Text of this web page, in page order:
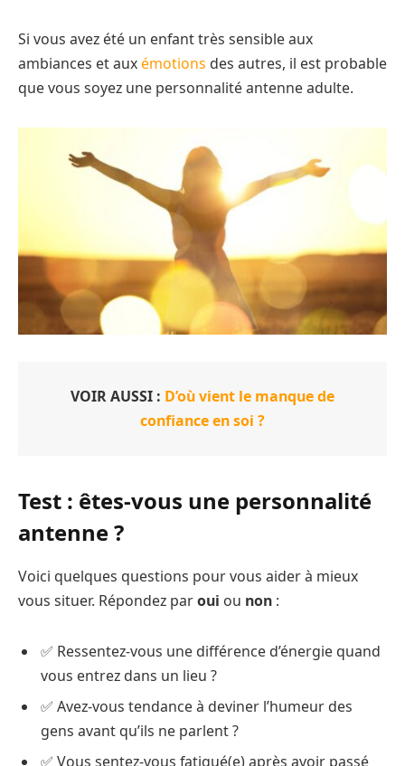
Si vous avez été un enfant très sensible aux
ambiances et auxémotions des autres, il est probable
que vous soyez une personnalité antenne adulte.
VOIR AUSSI : D’où vient le manque de
confiance en soi ?
Test : êtes-vous une personnalité
antenne ?
Voici quelques questions pour vous aider à mieux
vous situer. Répondez paroui ou non :
✅ Ressentez-vous une différence d’énergie quand
vous entrez dans un lieu ?
✅ Avez-vous tendance à deviner l’humeur des
gens avant qu’ils ne parlent ?
✅ Vous sentez-vous fatigué(e) après avoir passé